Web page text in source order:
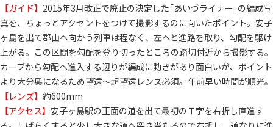
【ガイド】 2015年3月改正で廃止の決定した｢あいづライナー｣の編成写
真を、ちょっとアクセントをつけて撮影するのに向いたポイント。安子
ヶ島を出て郡山へ向かう列車は程なく、左へと進路を取り、勾配を駆け
上がる。この区間を勾配を登り切ったところの踏切付近から撮影する。
カーブから勾配へ進入する辺りが編成に動きがあり面白いが、ポイント
より大分奥になるため望遠～超望遠レンズ必須。午前早い時間が順光。
【レンズ】 約600mm
【アクセス】 安子ヶ島駅の正面の道を出て最初のＴ字を右折し直進す